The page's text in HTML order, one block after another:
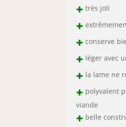
+ très joli
+
+ conserve
+ léger avec
+ la lame ne
+ polyvalent
viande
+ belle